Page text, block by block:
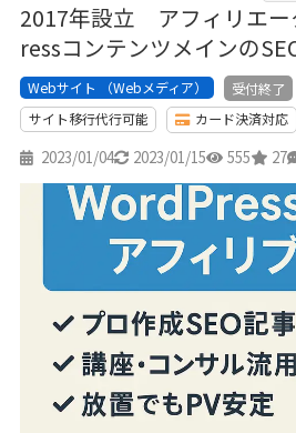
2017年設立 アフィリエー
ressコンテンツメインの
Webサイト （Webメディア） 受付終了
サイト移行代行可能
カード決済対応
2023/01/04 2023/01/15 555 27